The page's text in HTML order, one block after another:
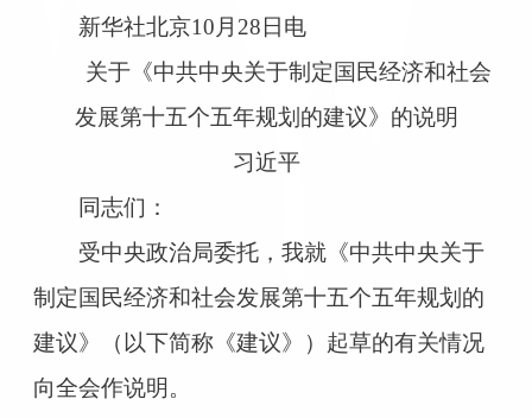
新华社北京10月28日电
关于《中共中央关于制定国民经济和社会
发展第十五个五年规划的建议》的说明
习近平
同志们：
受中央政治局委托，我就《中共中央关于
制定国民经济和社会发展第十五个五年规划的
建议》（以下简称《建议》）起草的有关情况
向全会作说明。